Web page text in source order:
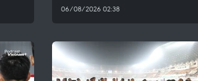
06/08/2026 02:38